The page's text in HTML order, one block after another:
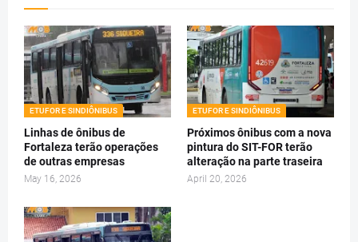
ETUFOR E SINDIÔNIBUS
Linhas de ônibus de
Fortaleza terão operações
de outras empresas
May 16, 2026
ETUFOR E SINDIÔNIBUS
Próximos ônibus com a nova
pintura do SIT-FOR terão
alteração na parte traseira
April 20, 2026